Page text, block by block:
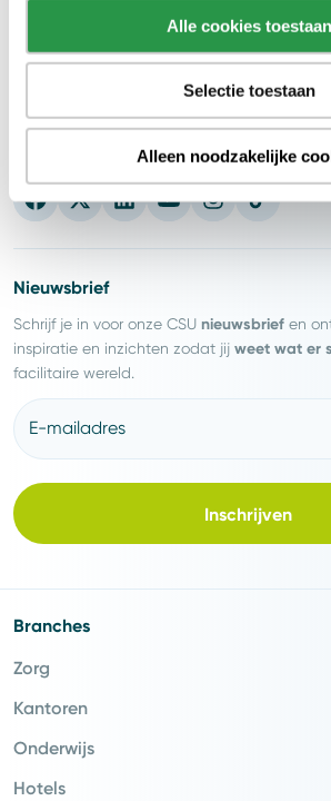
Alle cookies toestaan
Selectie toestaan
Alleen noodzakelijke
Blijf op de hoogte
Nieuwsbrief
Schrijf je in voor onze CSU nieuwsbrief en
inspiratie en inzichten zodat jij weet wat er
facilitaire wereld.
E-mailadres
Inschrijven
Branches
Zorg
Kantoren
Onderwijs
Hotels